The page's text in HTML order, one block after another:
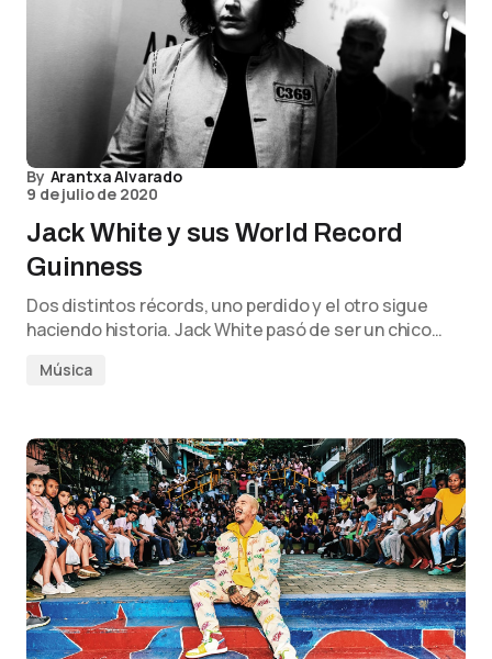
By Arantxa Alvarado
9 de julio de 2020
Jack White y sus World Record
Guinness
Dos distintos récords, uno perdido y el otro sigue
haciendo historia. Jack White pasó de ser un chico…
Música